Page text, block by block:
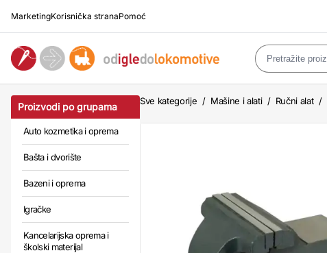
MarketingKorisnička stranaPomoć
Proizvodi po grupama
Auto kozmetika i oprema
Bašta i dvorište
Bazeni i oprema
Igračke
Kancelarijska oprema i
školski materijal
Sve kategorije / Mašine i alati / Ručni alat /